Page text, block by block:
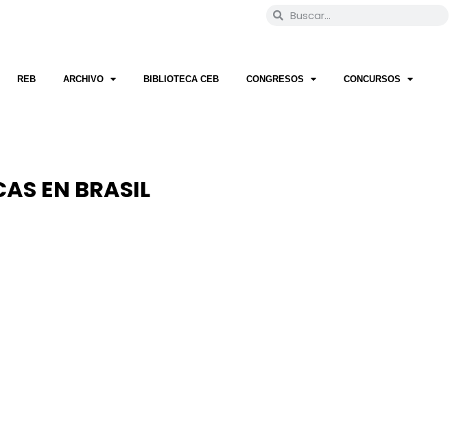
REB ARCHIVO BIBLIOTECA CEB CONGRESOS CONCURSOS
EN BRASIL